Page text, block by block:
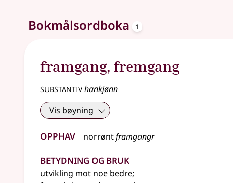
Ett treff.Ytterligere søkeforslag tilgjengelige
Bokmålsordboka 1
framgang, fremgang
substantivhankjønn
Vis bøyning
Opphav norrøntframgangr
Betydning og bruk
utvikling mot noe bedre;